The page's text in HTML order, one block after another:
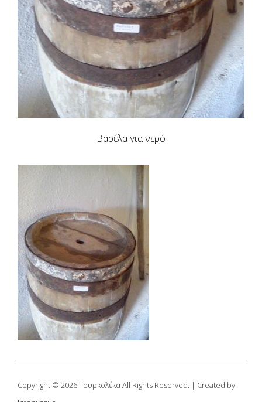
Βαρέλα για νερό
Copyright © 2026 Τουρκολέκα All Rights Reserved. | Created by